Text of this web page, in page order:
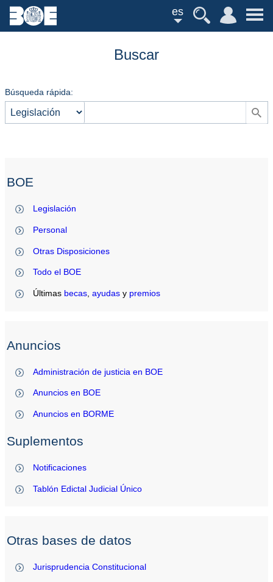
es
Buscar
Búsqueda rápida:
BOE
Legislación
Personal
Otras Disposiciones
Todo el BOE
Últimas becas ,ayudas y premios
Anuncios
Administración de justicia en BOE
Anuncios en BOE
Anuncios en BORME
Suplementos
Notificaciones
Tablón Edictal Judicial Único
Otras bases de datos
Jurisprudencia Constitucional